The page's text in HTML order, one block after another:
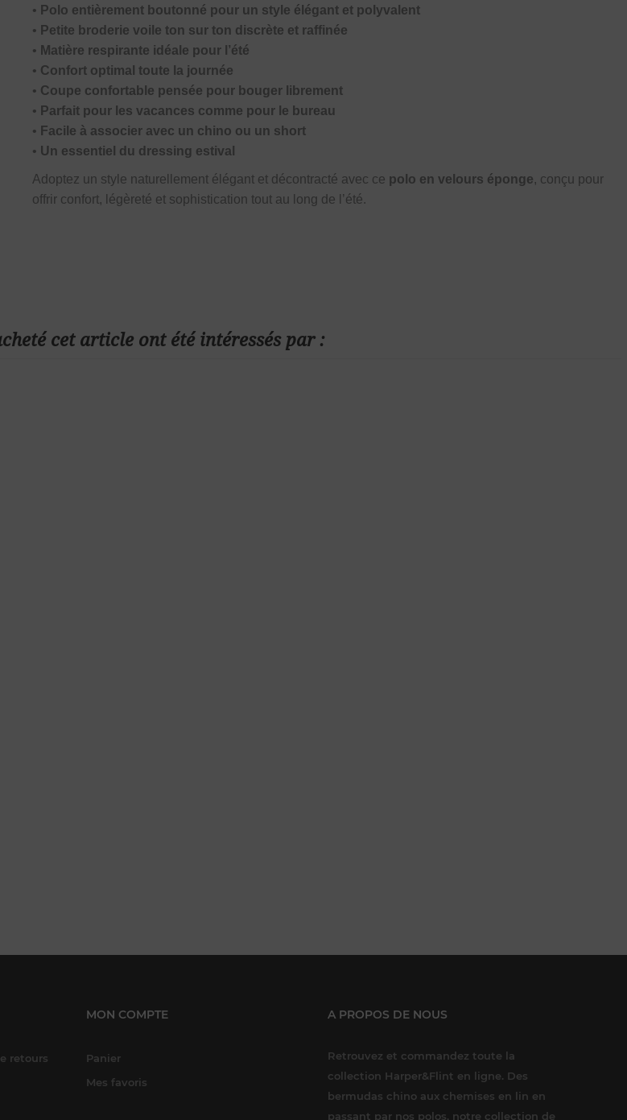
• Polo entièrement boutonné pour un style élégant et polyvalent
• Petite broderie voile ton sur ton discrète et raffinée
• Matière respirante idéale pour l’été
• Confort optimal toute la journée
• Coupe confortable pensée pour bouger librement
• Parfait pour les vacances comme pour le bureau
• Facile à associer avec un chino ou un short
• Un essentiel du dressing estival
Adoptez un style naturellement élégant et décontracté avec ce polo en velours éponge, conçu pour
offrir confort, légèreté et sophistication tout au long de l’été.
cet article ont été intéressés par :
retours
MON COMPTE
Panier
Mes favoris
A PROPOS DE NOUS
Retrouvez et commandez toute la
collection Harper&Flint en ligne. Des
bermudas chino aux chemises en lin en
passant par nos polos, notre collection de